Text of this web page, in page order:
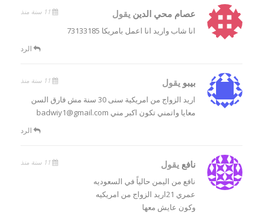
عصام محي الدين يقول
انا شاب واريد انا اعمل بامريكا 73133185
الرد
بيبو يقول
اريد الزواج من امريكية سنى 30 سنة مش فارق السن
معايا واتمني تكون اكبر مني badwiy1@gmail.com
الرد
نافع يقول
نافع من اليمن حالياً في السعوديه
عمري 21اريد الزواج من امريكيه
وكون عايش معها